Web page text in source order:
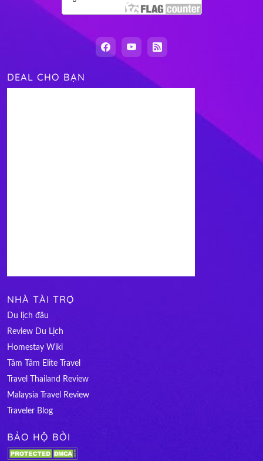
DEAL CHO BẠN
NHÀ TÀI TRỢ
Du lịch đâu
Review Du Lịch
Homestay Wiki
Tâm Tâm Elite Travel
Travel Thailand Review
Malaysia Travel Review
Traveler Blog
BẢO HỘ BỞI